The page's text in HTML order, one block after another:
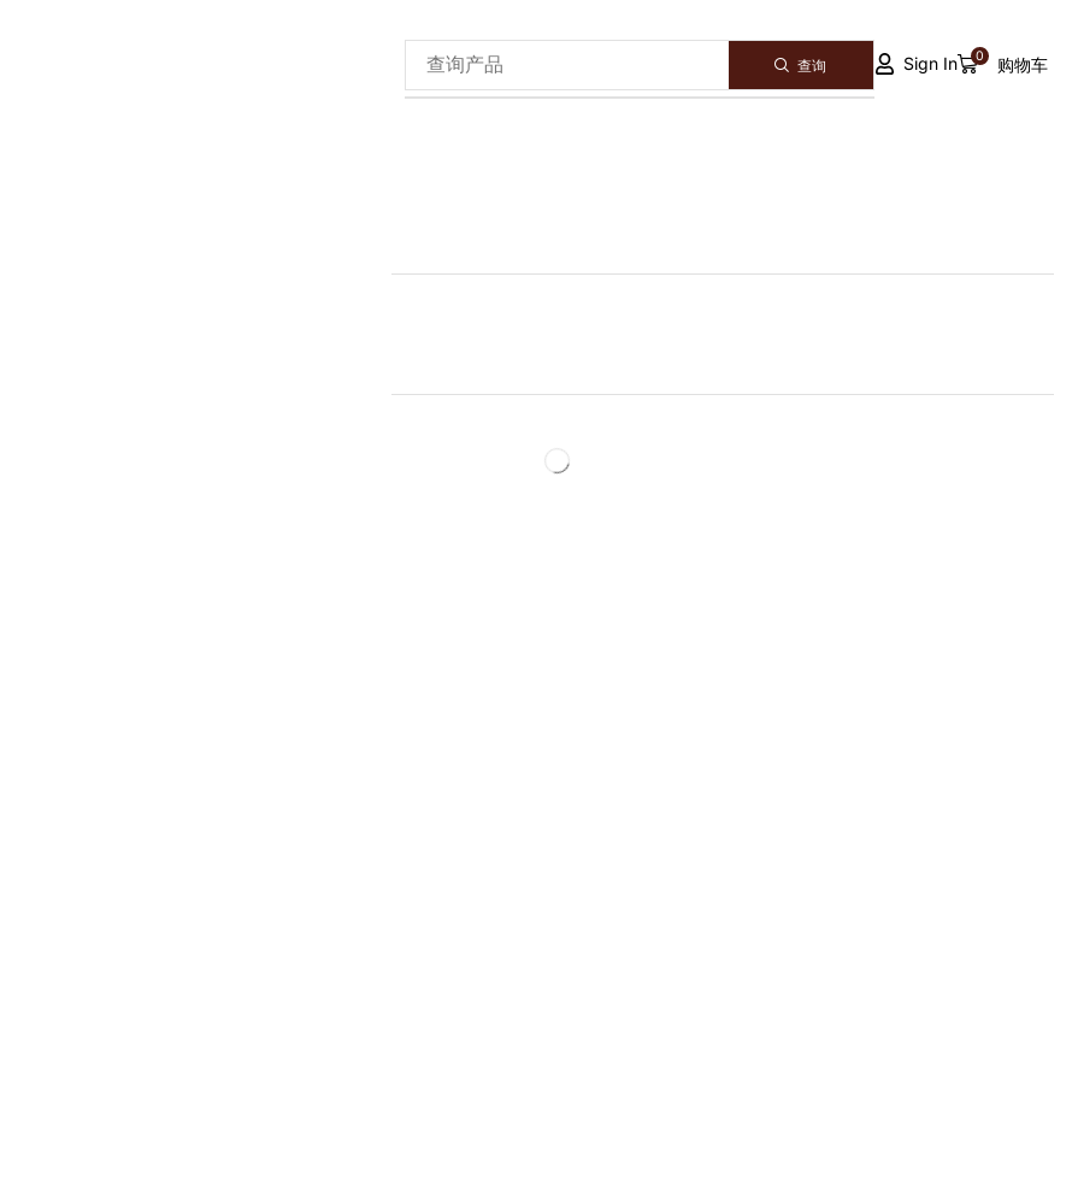
查询 Sign In 0 购物车